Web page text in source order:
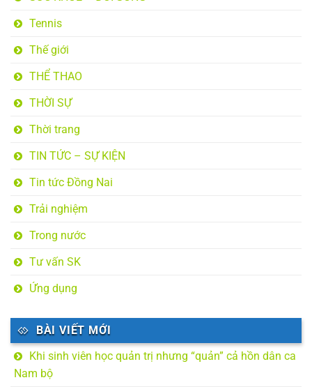
Tennis
Thế giới
THỂ THAO
THỜI SỰ
Thời trang
TIN TỨC – SỰ KIỆN
Tin tức Đồng Nai
Trải nghiệm
Trong nước
Tư vấn SK
Ứng dụng
BÀI VIẾT MỚI
Khi sinh viên học quản trị nhưng “quản” cả hồn dân ca
Nam bộ